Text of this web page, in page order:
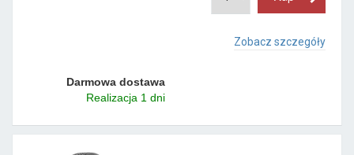
Zobacz szczegóły
Darmowa dostawa
Realizacja 1 dni